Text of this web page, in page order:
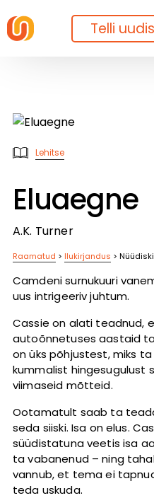
Telli
Lehitse
Eluaegne
A.K. Turner
Raamatud > Ilukirjandus >
Camdeni surnukuuri
uus intrigeeriv juhtum.
Cassie on alati teadnud,
autoõnnetuses aastaid
on üks põhjustest, miks
kummalist hingesugulust
viimaseid mõtteid.
Ootamatult saab ta
seda siiski. Isa on elus.
süüdistatuna veetis isa
ta vabanenud – ning
vannub, et tema ei
teda uskuda.